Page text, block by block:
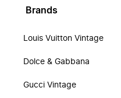
Brands
Louis Vuitton Vintage
Dolce & Gabbana
Gucci Vintage